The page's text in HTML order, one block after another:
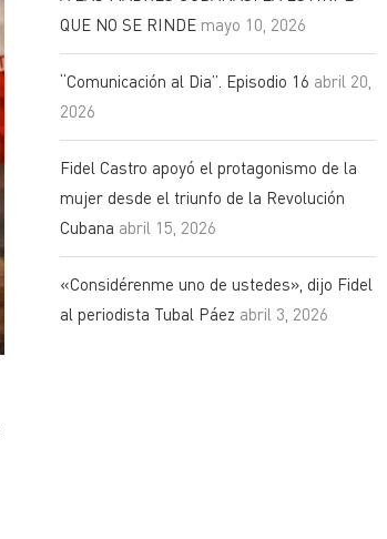
QUE NO SE RINDE mayo 10, 2026
“Comunicación al Dia”. Episodio 16 abril 20,
2026
Fidel Castro apoyó el protagonismo de la
mujer desde el triunfo de la Revolución
Cubana abril 15, 2026
«Considérenme uno de ustedes», dijo Fidel
al periodista Tubal Páez abril 3, 2026